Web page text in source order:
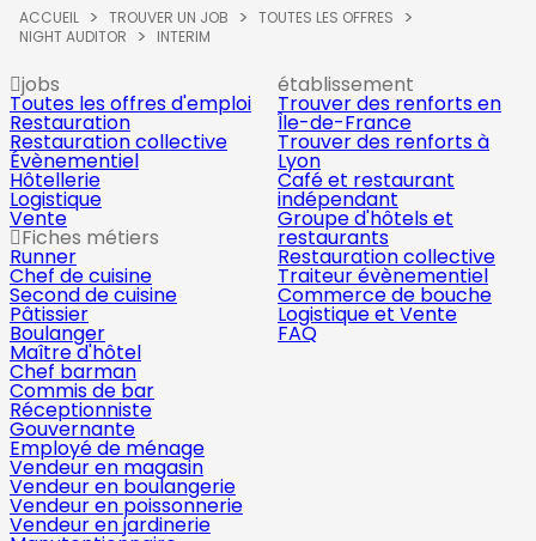
ACCUEIL TROUVER UN JOB
TOUTES LES OFFRES
NIGHT AUDITOR
INTERIM
jobs
Toutes les offres d'emploi
Restauration
Restauration collective
Évènementiel
Hôtellerie
Logistique
Vente
Fiches métiers
Runner
Chef de cuisine
Second de cuisine
Pâtissier
Boulanger
Maître d'hôtel
Chef barman
Commis de bar
Réceptionniste
Gouvernante
Employé de ménage
Vendeur en magasin
Vendeur en boulangerie
Vendeur en poissonnerie
Vendeur en jardinerie
établissement
Trouver des renforts en
Île-de-France
Trouver des renforts à
Lyon
Café et restaurant
indépendant
Groupe d'hôtels et
restaurants
Restauration collective
Traiteur évènementiel
Commerce de bouche
Logistique et Vente
FAQ